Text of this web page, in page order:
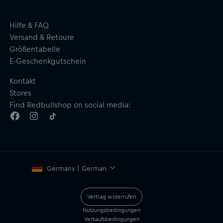
Ikarus Kochbuch Vol.9
Verlag: Pantauro / Benevento
Format: Hardcover
Autor: Martin Klein
Format: 249 mm x 335 mm
ISBN-13 9783967040821
Material: 100 % Papier
Hilfe & FAQ
Versand & Retoure
Größentabelle
E-Geschenkgutschein
Kontakt
Stores
Find Redbullshop on social media:
Germany | German
Vertrag widerrufen
Nutzungsbedingungen
Verkaufsbedingungen